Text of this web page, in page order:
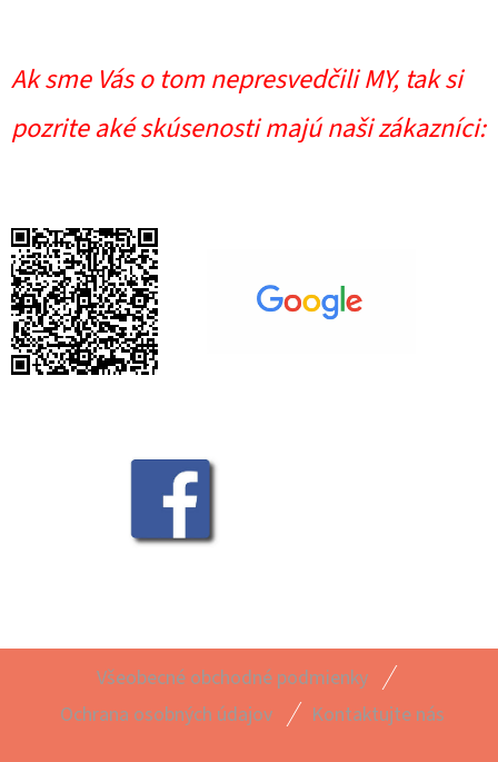
Ak sme Vás o tom nepresvedčili MY, tak si
pozrite aké skúsenosti majú naši zákazníci:
Všeobecné obchodné podmienky
Ochrana osobných údajov
Kontaktujte nás